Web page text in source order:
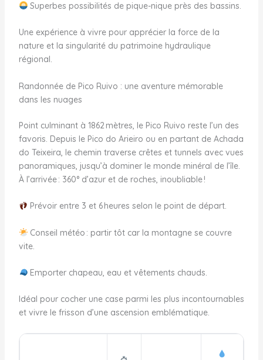
Superbes possibilités de pique-nique près des bassins.
Une expérience à vivre pour apprécier la force de la
nature et la singularité du patrimoine hydraulique
régional.
Randonnée de Pico Ruivo : une aventure mémorable
dans les nuages
Point culminant à 1862 mètres, le Pico Ruivo reste l’un des
favoris. Depuis le Pico do Arieiro ou en partant de Achada
do Teixeira, le chemin traverse crêtes et tunnels avec vues
panoramiques, jusqu’à dominer le monde minéral de l’île.
À l’arrivée : 360° d’azur et de roches, inoubliable !
Prévoir entre 3 et 6 heures selon le point de départ.
Conseil météo : partir tôt car la montagne se couvre
vite.
Emporter chapeau, eau et vêtements chauds.
Idéal pour cocher une case parmi les plus incontournables
et vivre le frisson d’une ascension emblématique.